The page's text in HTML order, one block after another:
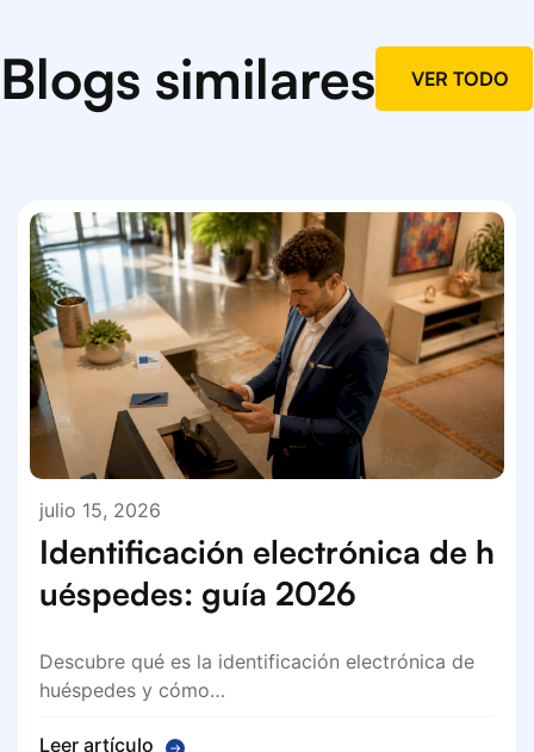
Blogs similares VER TODO
julio 15, 2026
Identificación electrónica de h
uéspedes: guía 2026
Descubre qué es la identificación electrónica de
huéspedes y cómo…
Leer artículo